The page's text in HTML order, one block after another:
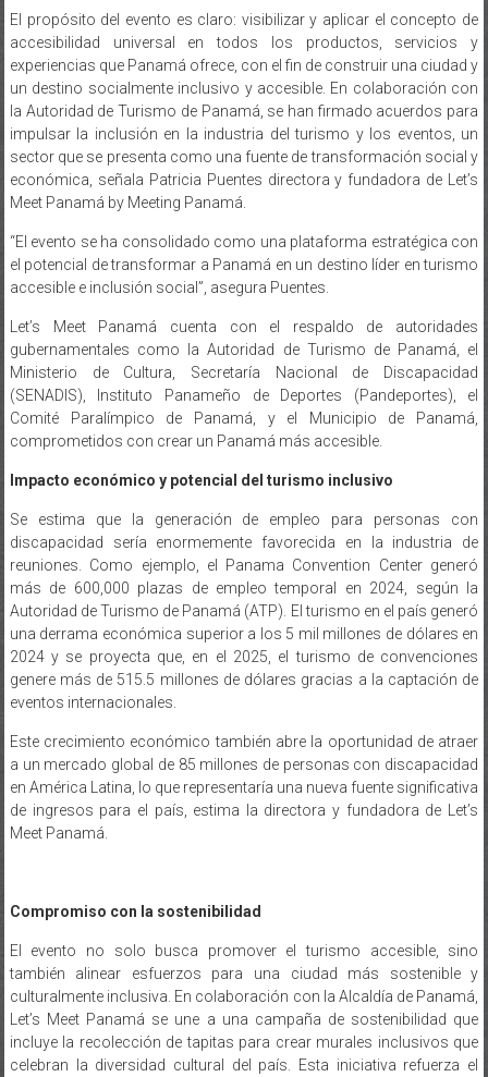
El propósito del evento es claro: visibilizar y aplicar el concepto de
accesibilidad universal en todos los productos, servicios y
experiencias que Panamá ofrece, con el fin de construir una ciudad y
un destino socialmente inclusivo y accesible. En colaboración con
la Autoridad de Turismo de Panamá, se han firmado acuerdos para
impulsar la inclusión en la industria del turismo y los eventos, un
sector que se presenta como una fuente de transformación social y
económica, señala Patricia Puentes directora y fundadora de Let’s
Meet Panamá by Meeting Panamá.
“El evento se ha consolidado como una plataforma estratégica con
el potencial de transformar a Panamá en un destino líder en turismo
accesible e inclusión social”, asegura Puentes.
Let’s Meet Panamá cuenta con el respaldo de autoridades
gubernamentales como la Autoridad de Turismo de Panamá, el
Ministerio de Cultura, Secretaría Nacional de Discapacidad
(SENADIS), Instituto Panameño de Deportes (Pandeportes), el
Comité Paralímpico de Panamá, y el Municipio de Panamá,
comprometidos con crear un Panamá más accesible.
Impacto económico y potencial del turismo inclusivo
Se estima que la generación de empleo para personas con
discapacidad sería enormemente favorecida en la industria de
reuniones. Como ejemplo, el Panama Convention Center generó
más de 600,000 plazas de empleo temporal en 2024, según la
Autoridad de Turismo de Panamá (ATP). El turismo en el país generó
una derrama económica superior a los 5 mil millones de dólares en
2024 y se proyecta que, en el 2025, el turismo de convenciones
genere más de 515.5 millones de dólares gracias a la captación de
eventos internacionales.
Este crecimiento económico también abre la oportunidad de atraer
a un mercado global de 85 millones de personas con discapacidad
en América Latina, lo que representaría una nueva fuente significativa
de ingresos para el país, estima la directora y fundadora de Let’s
Meet Panamá.
Compromiso con la sostenibilidad
El evento no solo busca promover el turismo accesible, sino
también alinear esfuerzos para una ciudad más sostenible y
culturalmente inclusiva. En colaboración con la Alcaldía de Panamá,
Let’s Meet Panamá se une a una campaña de sostenibilidad que
incluye la recolección de tapitas para crear murales inclusivos que
celebran la diversidad cultural del país. Esta iniciativa refuerza el